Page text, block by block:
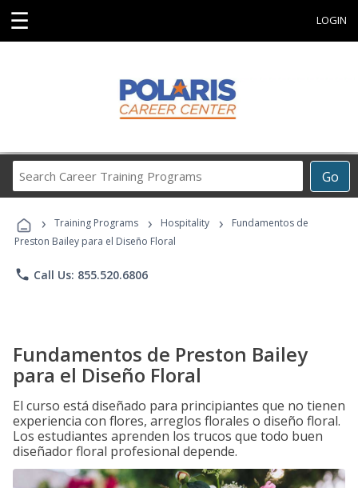
☰ LOGIN
Go
Career
Programs
› Training Programs › Hospitality ›
Fundamentos de
Preston Bailey para el Diseño Floral
phone Call Us: 855.520.6806
Fundamentos de Preston Bailey
para el Diseño Floral
El curso está diseñado para principiantes que no tienen
experiencia con flores, arreglos florales o diseño floral.
Los estudiantes aprenden los trucos que todo buen
diseñador floral profesional depende.